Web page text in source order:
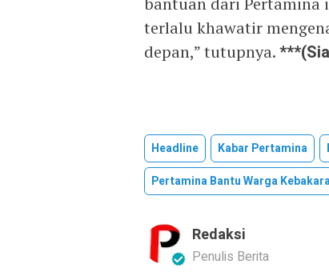
terlalu khawatir
depan,” tutupnya.
Headline Kabar Pertamina
Pertamina Bantu Warga
Redaksi
Penulis Berita